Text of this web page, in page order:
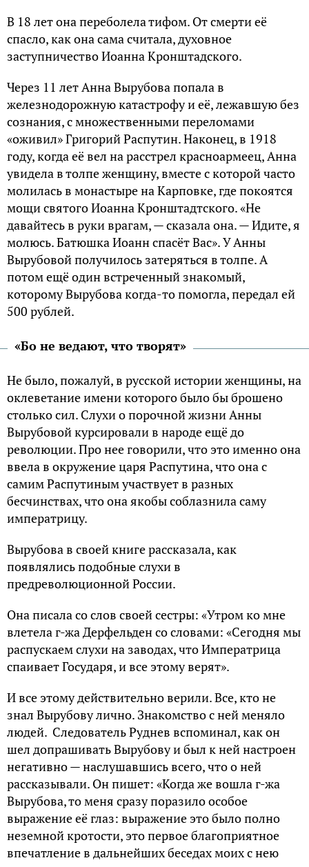
В 18 лет она переболела тифом. От смерти её
спасло, как она сама считала, духовное
заступничество Иоанна Кронштадского.
Через 11 лет Анна Вырубова попала в
железнодорожную катастрофу и её, лежавшую без
сознания, с множественными переломами
«оживил» Григорий Распутин. Наконец, в 1918
году, когда её вел на расстрел красноармеец, Анна
увидела в толпе женщину, вместе с которой часто
молилась в монастыре на Карповке, где покоятся
мощи святого Иоанна Кронштадтского. «Не
давайтесь в руки врагам, — сказала она. — Идите, я
молюсь. Батюшка Иоанн спасёт Вас». У Анны
Вырубовой получилось затеряться в толпе. А
потом ещё один встреченный знакомый,
которому Вырубова когда-то помогла, передал ей
500 рублей.
«Бо не ведают, что творят»
Не было, пожалуй, в русской истории женщины, на
оклеветание имени которого было бы брошено
столько сил. Слухи о порочной жизни Анны
Вырубовой курсировали в народе ещё до
революции. Про нее говорили, что это именно она
ввела в окружение царя Распутина, что она с
самим Распутиным участвует в разных
бесчинствах, что она якобы соблазнила саму
императрицу.
Вырубова в своей книге рассказала, как
появлялись подобные слухи в
предреволюционной России.
Она писала со слов своей сестры: «Утром ко мне
влетела г-жа Дер­фельден со словами: «Сегодня мы
распускаем слухи на заводах, что Императрица
спаивает Государя, и все этому верят».
И все этому действительно верили. Все, кто не
знал Вырубову лично. Знакомство с ней меняло
людей. Следователь Руднев вспоминал, как он
шел допрашивать Вырубову и был к ней настроен
негативно — наслушавшись всего, что о ней
рассказывали. Он пишет: «Когда же вошла г-жа
Вырубова, то меня сразу поразило особое
выражение её глаз: выражение это было полно
неземной кротости, это первое благоприятное
впечатление в дальнейших беседах моих с нею